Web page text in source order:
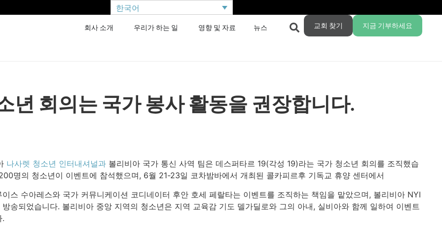
한국어
회사 소개 우리가 하는 일 영향 및 자료 뉴스 교회 찾기 지금 기부하세요
년 회의는 국가 봉사 활동을 권장합니다.
나사렛 청소년 인터내셔널과볼리비아 국가 통신 사역 팀은 데스퍼타르 19(각성 19)라는 국가 청소년 회의를 조직했습
명의 청소년이 이벤트에 참석했으며, 6월 21-23일 코차밤바에서 개최된 콜카피르후 기독교 휴양 센터에서
스 수아레스와 국가 커뮤니케이션 코디네이터 후안 호세 페랄타는 이벤트를 조직하는 책임을 맡았으며, 볼리비아 NYI
송되었습니다. 볼리비아 중앙 지역의 청소년은 지역 교육감 기도 델가딜로와 그의 아내, 실비아와 함께 일하여 이벤트
.